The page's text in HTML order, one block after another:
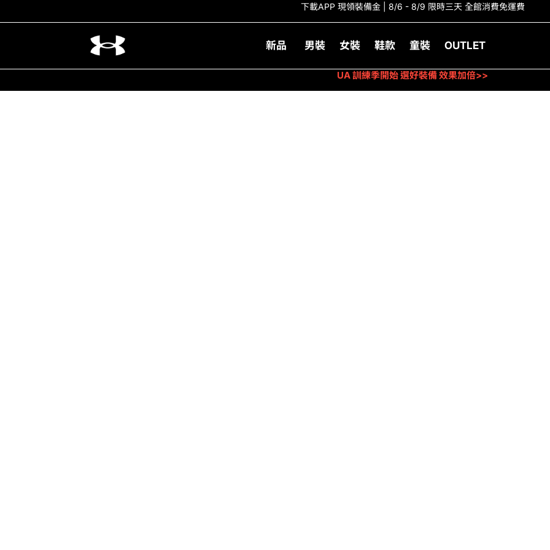
下載APP 現領裝備金 | 8/6 - 8/9 限時三天 全館消費免運費
新品 男裝 女裝 鞋款 童裝 OUTLET
UA 訓練季開始 選好裝備 效果加倍>>